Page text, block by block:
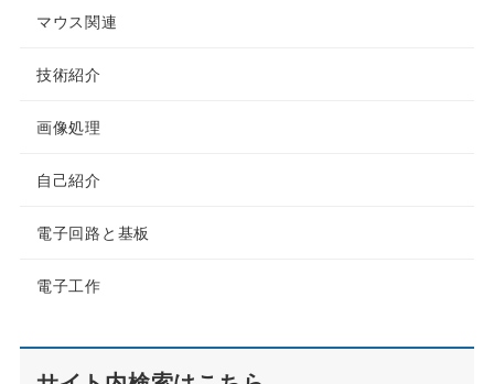
マウス関連
技術紹介
画像処理
自己紹介
電子回路と基板
電子工作